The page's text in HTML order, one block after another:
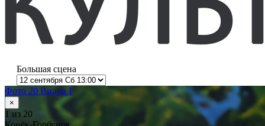
Большая сцена
Фото 20 Видео 1
×
1 из 20